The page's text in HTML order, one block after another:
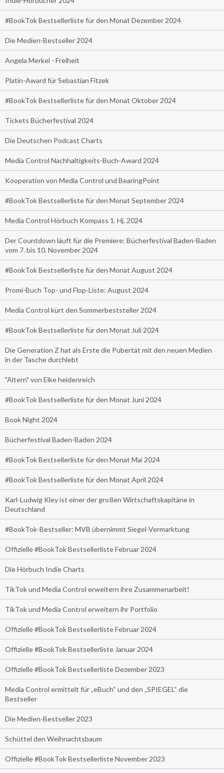
#BookTok Bestsellerliste für den Monat Dezember 2024
Die Medien-Bestseller 2024
Angela Merkel - Freiheit
Platin-Award für Sebastian Fitzek
#BookTok Bestsellerliste für den Monat Oktober 2024
Tickets Bücherfestival 2024
Die Deutschen Podcast Charts
Media Control Nachhaltigkeits-Buch-Award 2024
Kooperation von Media Control und BearingPoint
#BookTok Bestsellerliste für den Monat September 2024
Media Control Hörbuch Kompass 1. Hj. 2024
Der Countdown läuft für die Premiere: Bücherfestival Baden-Baden
vom 7. bis 10. November 2024
#BookTok Bestsellerliste für den Monat August 2024
Promi-Buch Top- und Flop-Liste: August 2024
Media Control kürt den Sommerbeststeller 2024
#BookTok Bestsellerliste für den Monat Juli 2024
Die Generation Z hat als Erste die Pubertät mit den neuen Medien
in der Tasche durchlebt
"Altern" von Elke heidenreich
#BookTok Bestsellerliste für den Monat Juni 2024
Book Night 2024
Bücherfestival Baden-Baden 2024
#BookTok Bestsellerliste für den Monat Mai 2024
#BookTok Bestsellerliste für den Monat April 2024
Karl-Ludwig Kley ist einer der großen Wirtschaftskapitäne in
Deutschland
#BookTok-Bestseller: MVB übernimmt Siegel-Vermarktung
Offizielle #BookTok Bestsellerliste Februar 2024
Die Hörbuch Indie Charts
TikTok und Media Control erweitern ihre Zusammenarbeit!
TikTok und Media Control erweitern ihr Portfolio
Offizielle #BookTok Bestsellerliste Februar 2024
Offizielle #BookTok Bestsellerliste Januar 2024
Offizielle #BookTok Bestsellerliste Dezember 2023
Media Control ermittelt für „eBuch“ und den „SPIEGEL“ die
Bestseller
Die Medien-Bestseller 2023
Schüttel den Weihnachtsbaum
Offizielle #BookTok Bestsellerliste November 2023